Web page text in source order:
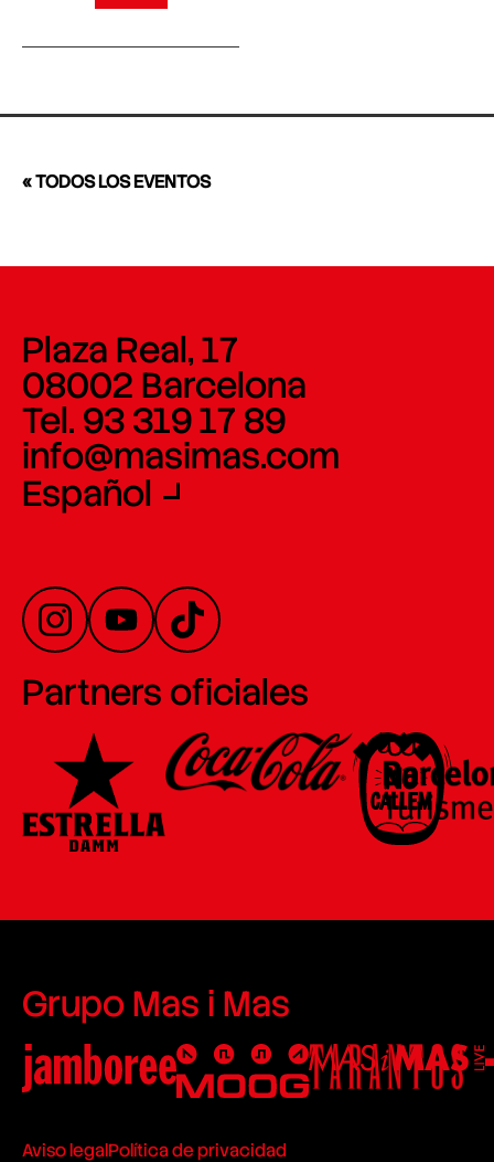
« TODOS LOS EVENTOS
Plaza Real, 17
08002 Barcelona
Tel. 93 319 17 89
info@masimas.com
Español
Partners oficiales
Grupo Mas i Mas
Aviso legalPolítica de privacidad